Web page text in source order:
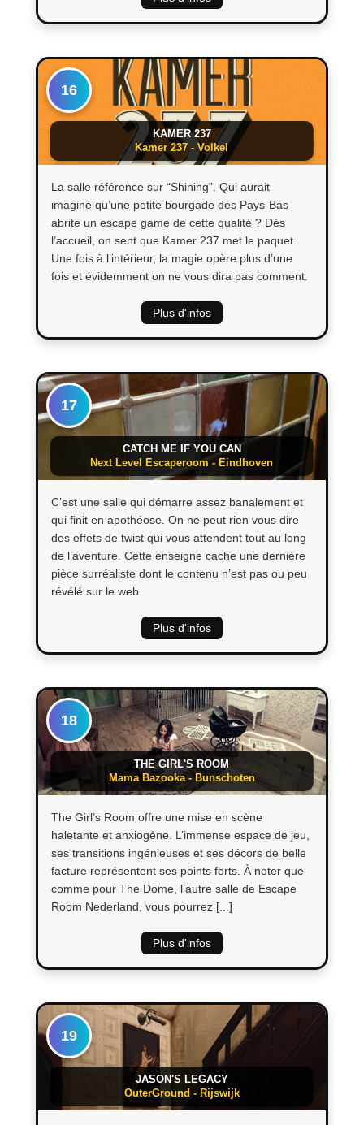
16
KAMER 237
Kamer 237 - Volkel
La salle référence sur “Shining”. Qui aurait
imaginé qu’une petite bourgade des Pays-Bas
abrite un escape game de cette qualité ? Dès
l’accueil, on sent que Kamer 237 met le paquet.
Une fois à l’intérieur, la magie opère plus d’une
fois et évidemment on ne vous dira pas comment.
Plus d'infos
17
CATCH ME IF YOU CAN
Next Level Escaperoom - Eindhoven
C’est une salle qui démarre assez banalement et
qui finit en apothéose. On ne peut rien vous dire
des effets de twist qui vous attendent tout au long
de l’aventure. Cette enseigne cache une dernière
pièce surréaliste dont le contenu n’est pas ou peu
révélé sur le web.​
Plus d'infos
18
THE GIRL'S ROOM
Mama Bazooka - Bunschoten
The Girl’s Room offre une mise en scène
haletante et anxiogène. L’immense espace de jeu,
ses transitions ingénieuses et ses décors de belle
facture représentent ses points forts. À noter que
comme pour The Dome, l’autre salle de Escape
Room Nederland, vous pourrez [...]
Plus d'infos
19
JASON'S LEGACY
OuterGround - Rijswijk